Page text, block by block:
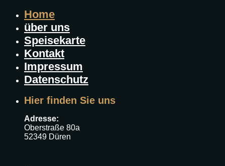
Home
über uns
Speisekarte
Kontakt
Impressum
Datenschutz
Hier finden Sie uns
Adresse:
Oberstraße 80a
52349 Düren